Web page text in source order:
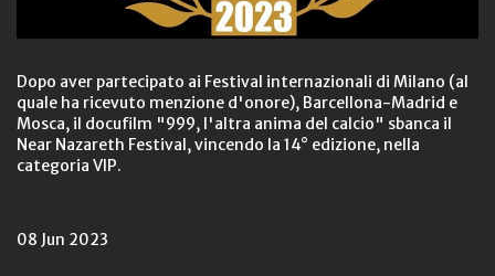
Dopo aver partecipato ai Festival internazionali di Milano (al
quale ha ricevuto menzione d'onore), Barcellona-Madrid e
Mosca, il docufilm "999, l'altra anima del calcio" sbanca il
Near Nazareth Festival, vincendo la 14° edizione, nella
categoria VIP.
08 Jun 2023